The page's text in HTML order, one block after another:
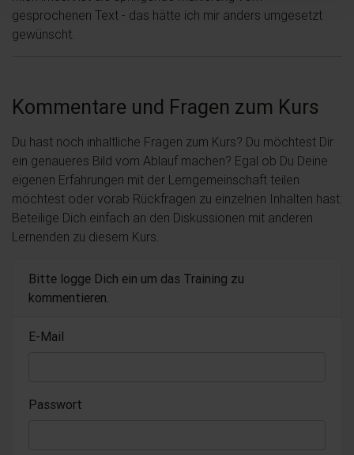
gesprochenen Text - das hätte ich mir anders umgesetzt
gewünscht.
Kommentare und Fragen zum Kurs
Du hast noch inhaltliche Fragen zum Kurs? Du möchtest Dir
ein genaueres Bild vom Ablauf machen? Egal ob Du Deine
eigenen Erfahrungen mit der Lerngemeinschaft teilen
möchtest oder vorab Rückfragen zu einzelnen Inhalten hast:
Beteilige Dich einfach an den Diskussionen mit anderen
Lernenden zu diesem Kurs.
Bitte logge Dich ein um das Training zu
kommentieren.
E-Mail
Passwort